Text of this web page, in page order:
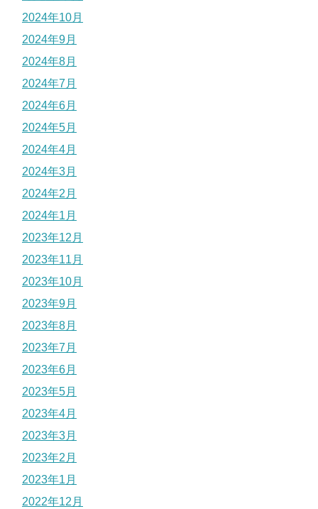
2024年10月
2024年9月
2024年8月
2024年7月
2024年6月
2024年5月
2024年4月
2024年3月
2024年2月
2024年1月
2023年12月
2023年11月
2023年10月
2023年9月
2023年8月
2023年7月
2023年6月
2023年5月
2023年4月
2023年3月
2023年2月
2023年1月
2022年12月